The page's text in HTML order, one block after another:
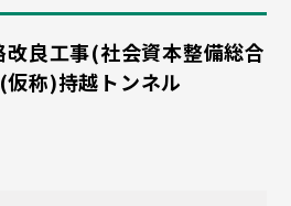
良工事(社会資本整備総合
称)持越トンネル